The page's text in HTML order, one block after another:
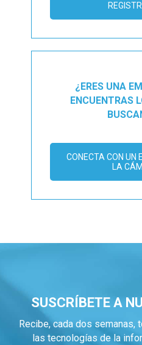
¿ERES UNA
ENCUENTRAS
CONECTA CON UN
LA
SUSCRÍBETE A
Recibe, cada dos
las tecnologías de la